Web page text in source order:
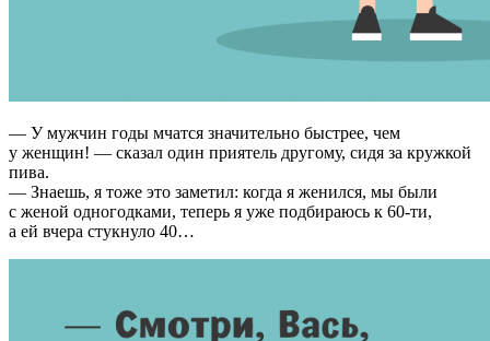
— У мужчин годы мчатся значительно быстрее, чем
у женщин! — сказал один приятель другому, сидя за кружкой
пива.
— Знаешь, я тоже это заметил: когда я женился, мы были
с женой одногодками, теперь я уже подбираюсь к 60-ти,
а ей вчера стукнуло 40…